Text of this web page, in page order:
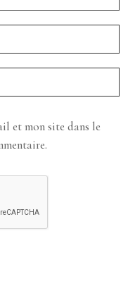
et mon site dans le